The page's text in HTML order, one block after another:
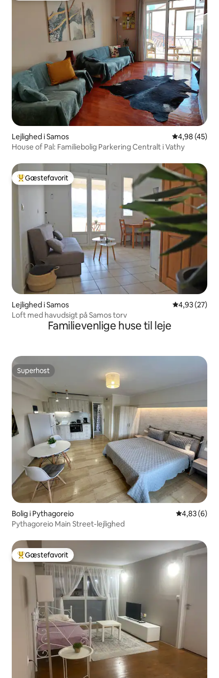
Lejlighed i Samos 4,98 ud af 5 i
4,98 (45)
House of Pal: Familiebolig Parkering Centralt i Vathy
Bedste gæstefavorit
Gæstefavorit
Lejlighed i Samos 4,93 ud af 5 i
4,93 (27)
Loft med havudsigt på Samos torv
Familievenlige huse til leje
Superhost
Superhost
Bolig i Pythagoreio 4,83 ud af 5
4,83 (6)
Pythagoreio Main Street-lejlighed
Bedste gæstefavorit
Gæstefavorit